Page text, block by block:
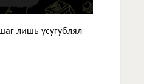
лишь усугублял